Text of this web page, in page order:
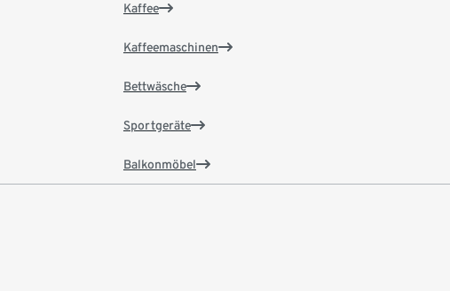
Kaffee
Kaffeemaschinen
Bettwäsche
Sportgeräte
Balkonmöbel